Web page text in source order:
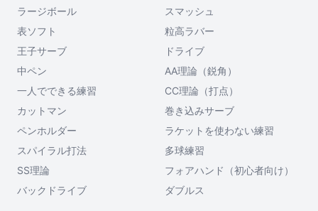
ラージボール
スマッシュ
表ソフト
粒高ラバー
王子サーブ
ドライブ
中ペン
AA理論（鋭角）
一人でできる練習
CC理論（打点）
カットマン
巻き込みサーブ
ペンホルダー
ラケットを使わない練習
スパイラル打法
多球練習
SS理論
フォアハンド（初心者向け）
バックドライブ
ダブルス